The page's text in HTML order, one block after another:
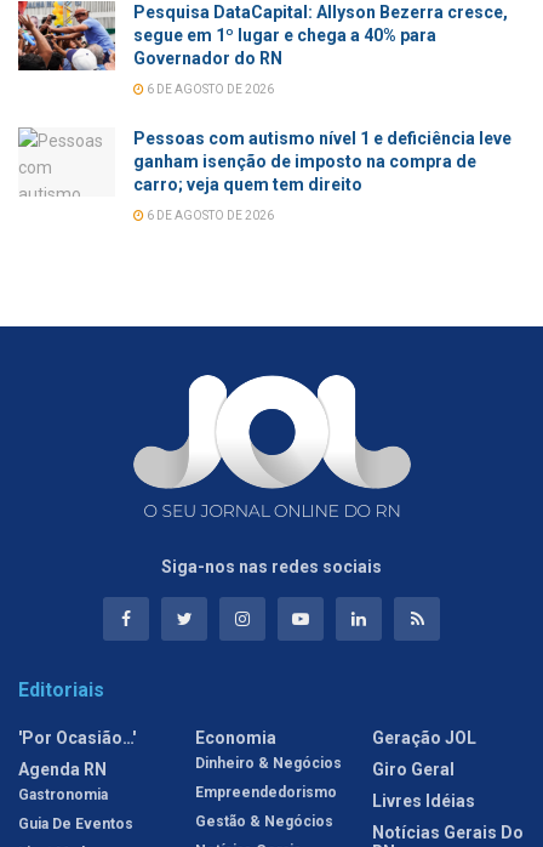
Pesquisa DataCapital: Allyson Bezerra cresce,
segue em 1º lugar e chega a 40% para
Governador do RN
6 DE AGOSTO DE 2026
Pessoas com autismo nível 1 e deficiência leve
ganham isenção de imposto na compra de
carro; veja quem tem direito
6 DE AGOSTO DE 2026
Siga-nos nas redes sociais
Editoriais
'Por Ocasião…'
Agenda RN
Gastronomia
Guia De Eventos
Economia
Dinheiro & Negócios
Empreendedorismo
Gestão & Negócios
Geração JOL
Giro Geral
Livres Idéias
Notícias Gerais Do